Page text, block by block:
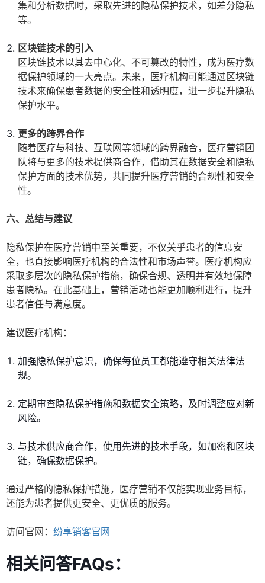
集和分析数据时，采取先进的隐私保护技术，如差分隐私
等。
区块链技术的引入
区块链技术以其去中心化、不可篡改的特性，成为医疗数
据保护领域的一大亮点。未来，医疗机构可能通过区块链
技术来确保患者数据的安全性和透明度，进一步提升隐私
保护水平。
更多的跨界合作
随着医疗与科技、互联网等领域的跨界融合，医疗营销团
队将与更多的技术提供商合作，借助其在数据安全和隐私
保护方面的技术优势，共同提升医疗营销的合规性和安全
性。
六、总结与建议
隐私保护在医疗营销中至关重要，不仅关乎患者的信息安
全，也直接影响医疗机构的合法性和市场声誉。医疗机构应
采取多层次的隐私保护措施，确保合规、透明并有效地保障
患者隐私。在此基础上，营销活动也能更加顺利进行，提升
患者信任与满意度。
建议医疗机构：
加强隐私保护意识，确保每位员工都能遵守相关法律法
规。
定期审查隐私保护措施和数据安全策略，及时调整应对新
风险。
与技术供应商合作，使用先进的技术手段，如加密和区块
链，确保数据保护。
通过严格的隐私保护措施，医疗营销不仅能实现业务目标，
还能为患者提供更安全、更优质的服务。
访问官网： 纷享销客官网
相关问答FAQs：